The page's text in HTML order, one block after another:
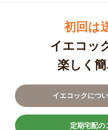
初回は
イエコッ
楽しく
イエコックにつ
定期宅配の